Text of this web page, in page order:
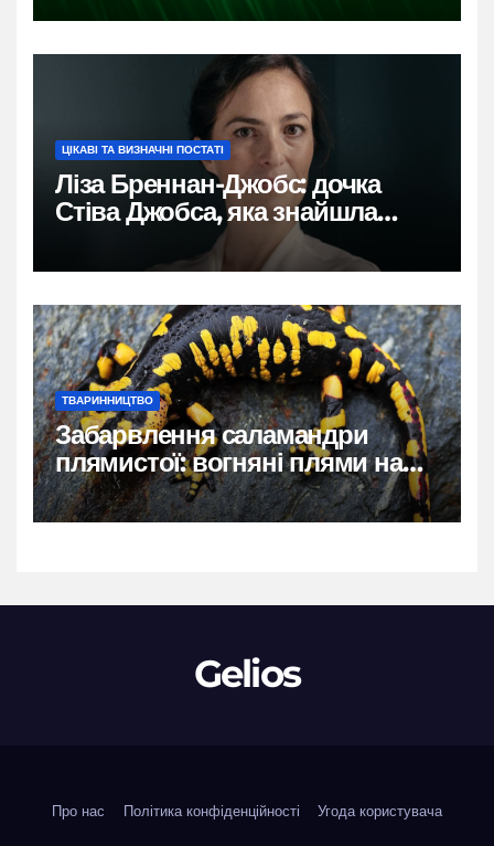
ЦІКАВІ ТА ВИЗНАЧНІ ПОСТАТІ
Ліза Бреннан-Джобс: дочка
Стіва Джобса, яка знайшла
власний голос
ТВАРИННИЦТВО
Забарвлення саламандри
плямистої: вогняні плями на
чорному тлі
Gelios
Про нас Політика конфіденційності Угода користувача